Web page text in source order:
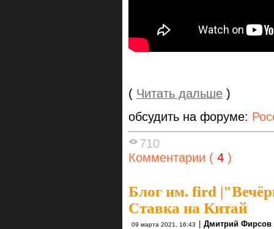
( Читать дальше )
обсудить на форуме:
710
Комментарии ( 4 )
Блог им. fird |
Ставка на Китай
09 марта 2021, 16:43 Дмитрий Фирсов